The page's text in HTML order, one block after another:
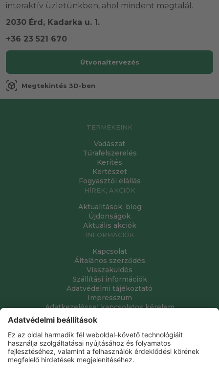
interaktív üzletünkben, ahol mindent megtalál.
2030 Érd, Kadarka u. 1.
+36 23 521 670
Útvonaltervezés
view_in_ar Megtekintés 3D-ben
TERMÉKEINK
Vadászat
Túrafelszerelés
Kerítés
Kertészet
Fogyasztói elállás
HÍREK, AKCIÓK
Aktualitások, blog
Újdonságok
Aktuális akciók
INFORMÁCIÓK
Kapcsolat
Általános szerződés
Visszaküldés
Szállítási információk
Adatvédelmi tájékoztató
Impresszum
Adatkezeléssel kapcsolatos kérelem